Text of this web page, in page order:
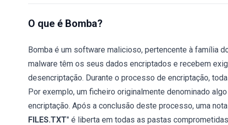
O que é Bomba?
Bomba é um software malicioso, pertencente à família
malware têm os seus dados encriptados e recebem
desencriptação. Durante o processo de encriptação,
Por exemplo, um ficheiro originalmente denominado
encriptação. Após a conclusão deste processo, uma
FILES.TXT" é liberta em todas as pastas